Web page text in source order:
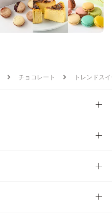
チョコレート トレンドス